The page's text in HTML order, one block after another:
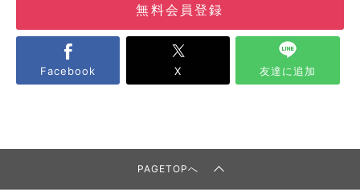
無料会員登録
Facebook X 友達に追加
PAGETOPへ